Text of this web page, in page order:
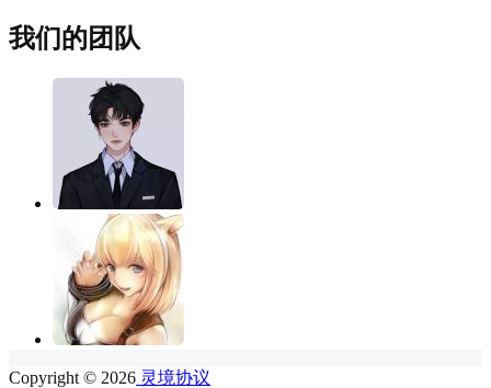
我们的团队
Copyright © 2026 灵境协议